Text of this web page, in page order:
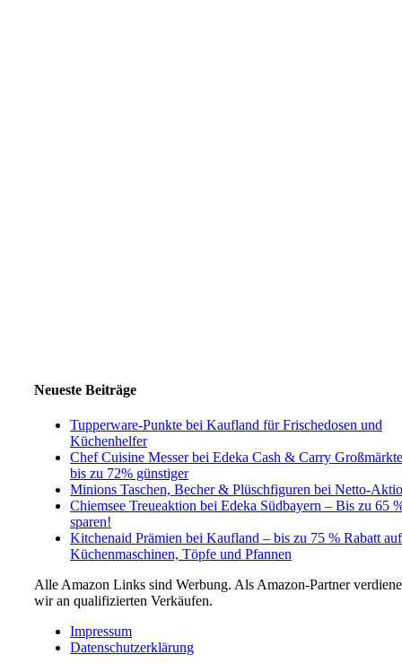
Neueste Beiträge
Tupperware-Punkte bei Kaufland für Frischedosen und
Küchenhelfer
Chef Cuisine Messer bei Edeka Cash & Carry
bis zu 72% günstiger
Minions Taschen, Becher & Plüschfiguren bei Netto-
Chiemsee Treueaktion bei Edeka Südbayern – Bis zu 65
sparen!
Kitchenaid Prämien bei Kaufland – bis zu 75 % Rabatt auf
Küchenmaschinen, Töpfe und Pfannen
Alle Amazon Links sind Werbung. Als Amazon-Partner
wir an qualifizierten Verkäufen.
Impressum
Datenschutzerklärung